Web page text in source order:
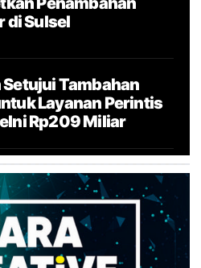
di Sulsel
Tambahan
Layanan Perintis
Rp209 Miliar